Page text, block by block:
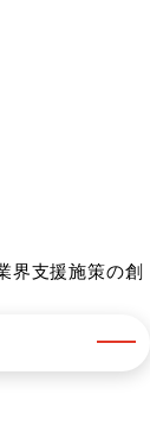
界支援施策の創